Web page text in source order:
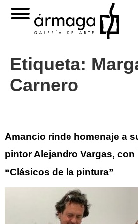
Etiqueta:
Carnero
Amancio rinde homenaje a
pintor Alejandro Vargas,
“Clásicos de la pintura”